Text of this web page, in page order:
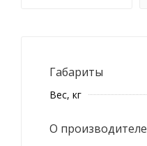
Габариты
Вес, кг
О производителе